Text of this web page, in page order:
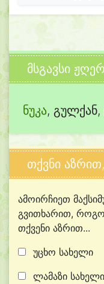
მსგავსი
ნუკა, გულქან,
თქვნი
ამოირჩიეთ
გვითხარით,
თქვენი აზრით...
უცხო სახელი
ლამაზი სახელი